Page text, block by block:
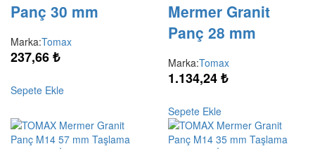
Panç 30 mm
Marka:Tomax
237,66₺
Sepete Ekle
Mermer Granit
Panç 28 mm
Marka:Tomax
1.134,24₺
Sepete Ekle